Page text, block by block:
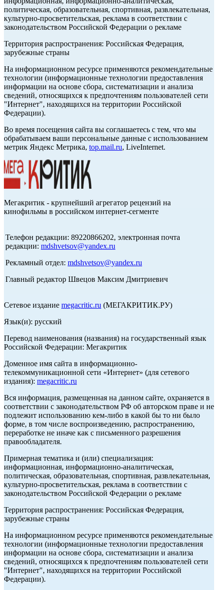
политическая, образовательная, спортивная, развлекательная,
культурно-просветительская, реклама в соответствии с
законодательством Российской Федерации о рекламе
Территория распространения: Российская Федерация,
зарубежные страны
На информационном ресурсе применяются рекомендательные
технологии (информационные технологии предоставления
информации на основе сбора, систематизации и анализа
сведений, относящихся к предпочтениям пользователей сети
"Интернет", находящихся на территории Российской
Федерации).
Во время посещения сайта вы соглашаетесь с тем, что мы
обрабатываем ваши персональные данные с использованием
метрик Яндекс Метрика, top.mail.ru, LiveInternet.
Мегакритик - крупнейший агрегатор рецензий на
кинофильмы в российском интернет-сегменте
Телефон редакции: 89220866202, электронная почта
редакции: mdshvetsov@yandex.ru
Рекламный отдел: mdshvetsov@yandex.ru
Главный редактор Швецов Максим Дмитриевич
Сетевое издание megacritic.ru (МЕГАКРИТИК.РУ)
Язык(и): русский
Перевод наименования (названия) на государственный язык
Российской Федерации: Мегакритик
Доменное имя сайта в информационно-
телекоммуникационной сети «Интернет» (для сетевого
издания): megacritic.ru
Вся информация, размещенная на данном сайте, охраняется в
соответствии с законодательством РФ об авторском праве и не
подлежит использованию кем-либо в какой бы то ни было
форме, в том числе воспроизведению, распространению,
переработке не иначе как с письменного разрешения
правообладателя.
Примерная тематика и (или) специализация:
информационная, информационно-аналитическая,
политическая, образовательная, спортивная, развлекательная,
культурно-просветительская, реклама в соответствии с
законодательством Российской Федерации о рекламе
Территория распространения: Российская Федерация,
зарубежные страны
На информационном ресурсе применяются рекомендательные
технологии (информационные технологии предоставления
информации на основе сбора, систематизации и анализа
сведений, относящихся к предпочтениям пользователей сети
"Интернет", находящихся на территории Российской
Федерации).